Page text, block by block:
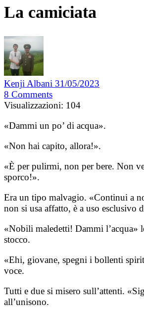
La camiciata
Kenji Albani 31/05/2023
8 Comments
Visualizzazioni: 104
«Dammi un po’ di acqua».
«Non hai capito, allora!».
«È per pulirmi, non per bere. Non
sporco!».
Era un tipo malvagio. «Continui a
non si usa affatto, è a uso esclusivo
«Nobili maledetti! Dammi l’acqua»
stocco.
«Ehi, giovane, spegni i bollenti
voce.
Tutti e due si misero sull’attenti.
all’unisono.